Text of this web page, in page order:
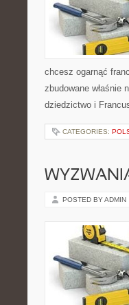
chcesz ogarnąć
zbudowane właśnie
dziedzictwo i
CATEGORIES:
POSTED BY ADMIN